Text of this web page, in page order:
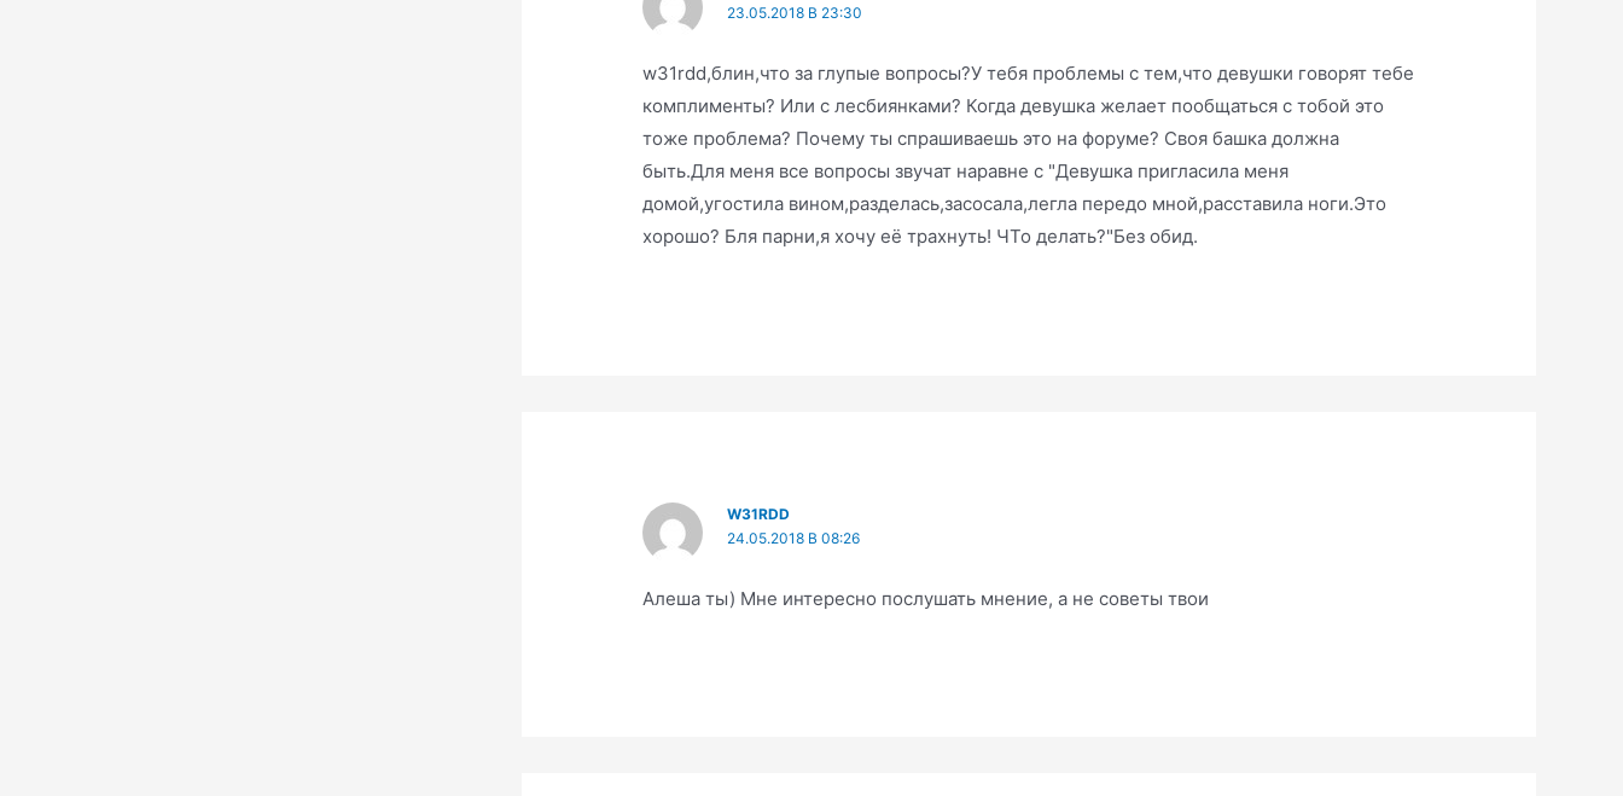
23.05.2018 В 23:30
w31rdd,блин,что за глупые вопросы?У тебя проблемы с тем,что девушки говорят тебе
комплименты? Или с лесбиянками? Когда девушка желает пообщаться с тобой это
тоже проблема? Почему ты спрашиваешь это на форуме? Своя башка должна
быть.Для меня все вопросы звучат наравне с "Девушка пригласила меня
домой,угостила вином,разделась,засосала,легла передо мной,расставила ноги.Это
хорошо? Бля парни,я хочу её трахнуть! ЧТо делать?"Без обид.
W31RDD
24.05.2018 В 08:26
Алеша ты) Мне интересно послушать мнение, а не советы твои